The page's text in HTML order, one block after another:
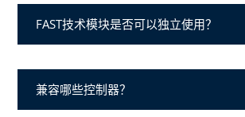
FAST技术模块是否可以独立使用？
兼容哪些控制器？